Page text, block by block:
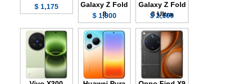
Galaxy Z Fold
8 Ultra
2,100 $
Galaxy Z Fold
8
1,900 $
1,175 $